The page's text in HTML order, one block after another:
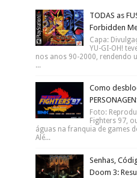
TODAS as
Forbidden
Capa:
YU-GI-OH!
nos anos 90-2000, rendendo
...
Como
Foto:
Fighters 97,
águas na franquia de games
Alé...
Senhas,
Doom 3: